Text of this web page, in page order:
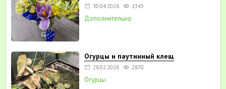
30.04.2026 1343
Дополнительно
Огурцы и паутинный клещ
28.02.2026 2870
Огурцы